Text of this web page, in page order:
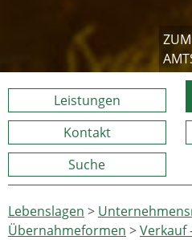
Leistungen
Kontakt
Suche
Lebenslagen >
Übernahmeformen >Verkauf